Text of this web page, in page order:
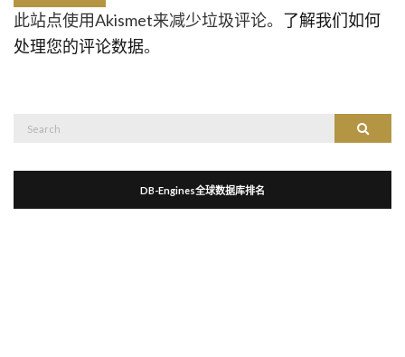
此站点使用Akismet来减少垃圾评论。 了解我们如何
处理您的评论数据。
Search
DB-Engines全球数据库排名